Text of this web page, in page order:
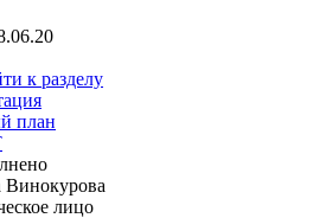
к разделу
план
Винокурова
лицо